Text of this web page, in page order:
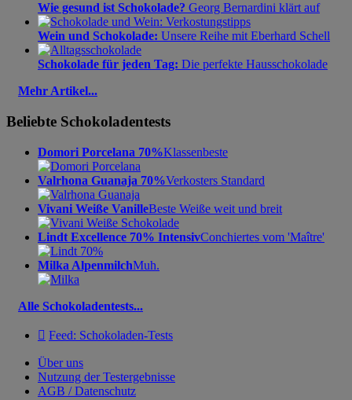
Wie gesund ist Schokolade? Georg Bernardini klärt auf
Wein und Schokolade: Unsere Reihe mit Eberhard Schell
Schokolade für jeden Tag: Die perfekte Hausschokolade
Mehr Artikel...
Beliebte Schokoladentests
Domori Porcelana 70%Klassenbeste
Valrhona Guanaja 70%Verkosters Standard
Vivani Weiße VanilleBeste Weiße weit und breit
Lindt Excellence 70% IntensivConchiertes vom 'Maître'
Milka AlpenmilchMuh.
Alle Schokoladentests...
 Feed: Schokoladen-Tests
Über uns
Nutzung der Testergebnisse
AGB / Datenschutz